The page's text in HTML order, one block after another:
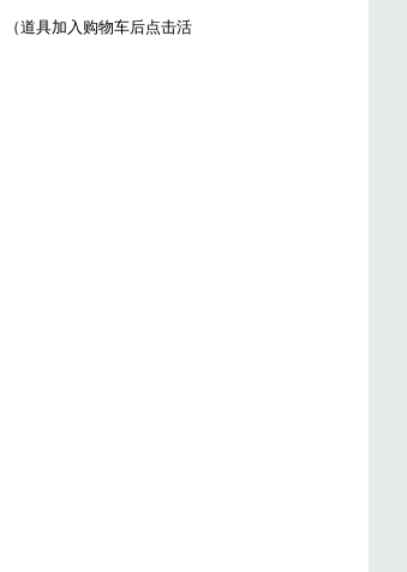
（道具加入购物车后点击活